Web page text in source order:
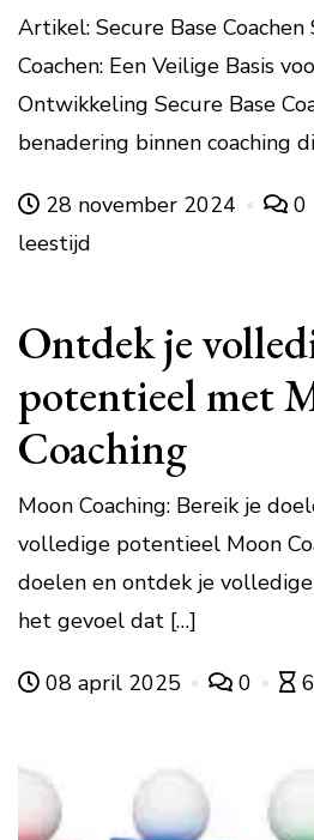
Artikel: Secure Base Coachen
Coachen: Een Veilige Basis
Ontwikkeling Secure Base
benadering binnen coaching
28 november 2024 0
leestijd
Ontdek je
potentieel met
Coaching
Moon Coaching: Bereik je
volledige potentieel Moon
doelen en ontdek je
het gevoel dat […]
08 april 2025 0